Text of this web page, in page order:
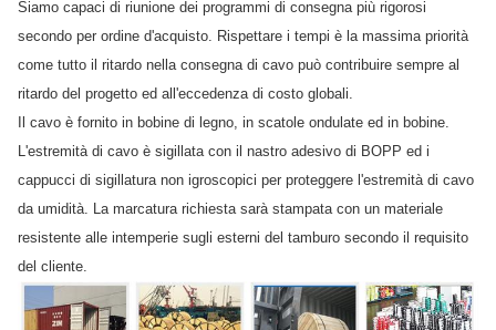
Siamo capaci di riunione dei programmi di consegna più rigorosi
secondo per ordine d'acquisto. Rispettare i tempi è la massima priorità
come tutto il ritardo nella consegna di cavo può contribuire sempre al
ritardo del progetto ed all'eccedenza di costo globali.
Il cavo è fornito in bobine di legno, in scatole ondulate ed in bobine.
L'estremità di cavo è sigillata con il nastro adesivo di BOPP ed i
cappucci di sigillatura non igroscopici per proteggere l'estremità di cavo
da umidità. La marcatura richiesta sarà stampata con un materiale
resistente alle intemperie sugli esterni del tamburo secondo il requisito
del cliente.